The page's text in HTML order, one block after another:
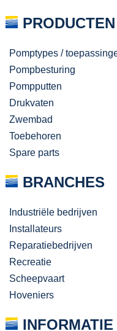
Pomptypes /
Pompbesturing
Pompputten
Drukvaten
Zwembad
Toebehoren
Spare parts
BRANCHES
Industriële bedrijven
Installateurs
Reparatiebedrijven
Recreatie
Scheepvaart
Hoveniers
INFORMATIE